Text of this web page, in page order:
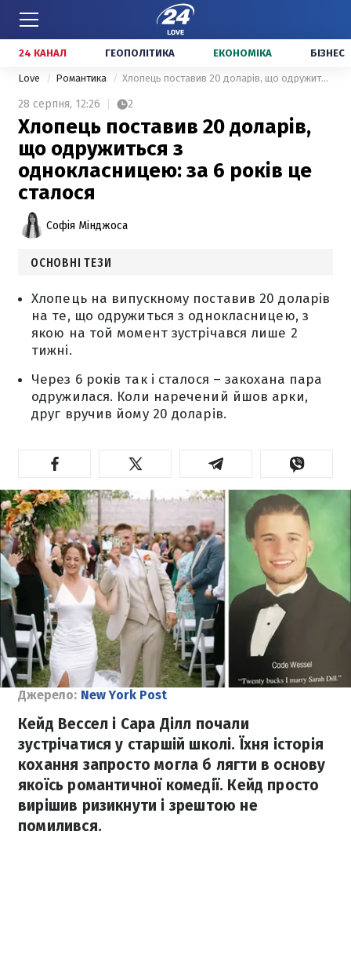
24 КАНАЛ ГЕОПОЛІТИКА ЕКОНОМІКА БІЗНЕС
Love Романтика Хлопець поставив 20 доларів, що одружиться з однокласницею: за 6 років це сталося
28 серпня, 12:26 2
Хлопець поставив 20 доларів,
що одружиться з
однокласницею: за 6 років це
сталося
Софія Мінджоса
ОСНОВНІ ТЕЗИ
Хлопець на випускному поставив 20 доларів
на те, що одружиться з однокласницею, з
якою на той момент зустрічався лише 2
тижні.
Через 6 років так і сталося – закохана пара
одружилася. Коли наречений йшов арки,
друг вручив йому 20 доларів.
Джерело: New York Post
Кейд Вессел і Сара Ділл почали
зустрічатися у старшій школі. Їхня історія
кохання запросто могла б лягти в основу
якоїсь романтичної комедії. Кейд просто
вирішив ризикнути і зрештою не
помилився.